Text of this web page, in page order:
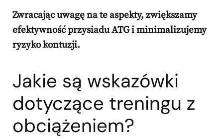
Zwracając uwagę na te aspekty, zwiększamy
efektywność przysiadu ATG i minimalizujemy
ryzyko kontuzji.
Jakie są wskazówki
dotyczące treningu z
obciążeniem?